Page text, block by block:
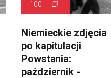
100
Niemieckie zdjęcia
po kapitulacji
Powstania:
październik -